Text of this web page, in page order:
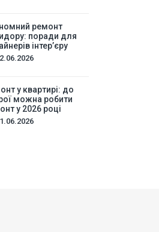
робітПриклади локальних
ремонт
поради для
інтер’єру
у квартирі: до
можна робити
у 2026 році